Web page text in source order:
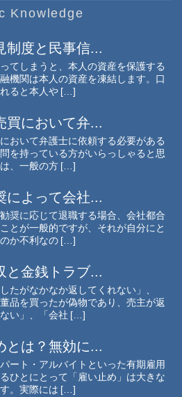
Knowledge
制度と民事信...
てしまうと、本人の資産を保護する
機関は本人の資産を凍結します。口
ると本人や […]
買において弁...
おいて弁護士に依頼する必要がある
を持っている方がいらっしゃると思
、一般の方 […]
によって会社...
奨に応じて退職する場合、会社都合
とが一般的ですが、それが自分にと
か不利なの […]
と金銭トラブ...
たがなかなか返してくれない」、
董品を買ったが偽物であり、売主が返
い」、「会社 […]
とは？無効に...
ート・アルバイトといった有期雇用
ひとにとって「雇い止め」は大きな
。実際には […]